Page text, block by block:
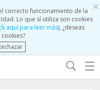
×
correcto funcionamiento de la
Lo que sí utiliza son cookies
aquí para leer más), ¿deseas
☰